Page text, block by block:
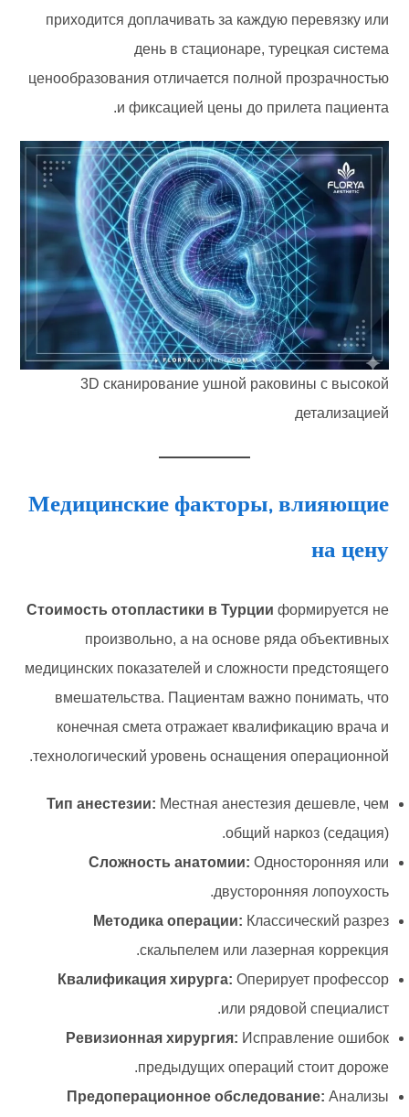
приходится доплачивать за каждую перевязку или
день в стационаре, турецкая система
ценообразования отличается полной прозрачностью
и фиксацией цены до прилета пациента.
3D сканирование ушной раковины с высокой
детализацией
Медицинские факторы, влияющие
на цену
Стоимость отопластики в Турции формируется не
произвольно, а на основе ряда объективных
медицинских показателей и сложности предстоящего
вмешательства. Пациентам важно понимать, что
конечная смета отражает квалификацию врача и
технологический уровень оснащения операционной.
Тип анестезии: Местная анестезия дешевле, чем
общий наркоз (седация).
Сложность анатомии: Односторонняя или
двусторонняя лопоухость.
Методика операции: Классический разрез
скальпелем или лазерная коррекция.
Квалификация хирурга: Оперирует профессор
или рядовой специалист.
Ревизионная хирургия: Исправление ошибок
предыдущих операций стоит дороже.
Предоперационное обследование: Анализы